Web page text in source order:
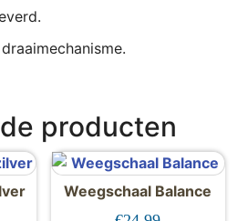
producten
Weegschaal Balance